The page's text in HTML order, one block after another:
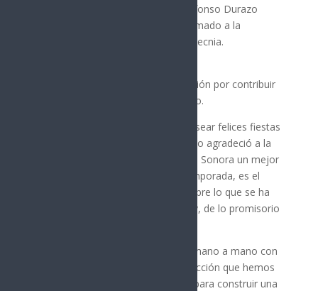
queridos, aseguró el gobernador Alfonso Durazo
Montaño, quien también hizo un llamado a la
ciudadanía a evitar el uso de la pirotecnia.
El mandatario agradeció a la población por contribuir
en hacer de Sonora un mejor estado.
Como parte de su mensaje para desear felices fiestas
a las y los sonorenses, el mandatario agradeció a la
población por contribuir en hacer de Sonora un mejor
estado, agregó que, la presente temporada, es el
tiempo perfecto para reflexionar sobre lo que se ha
avanzado en los últimos tres años y, de lo promisorio
“Les pido que sigamos trabajando mano a mano con
el compromiso, con la misma convicción que hemos
demostrado y que es fundamental para construir una